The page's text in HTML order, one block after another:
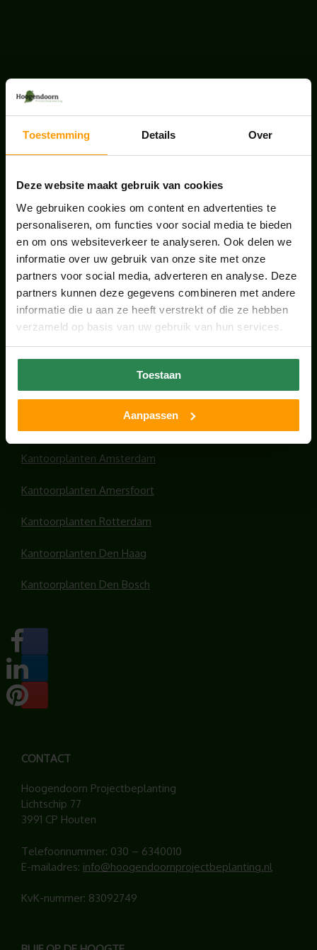
Toestemming Details Over
Deze website maakt gebruik van cookies
We gebruiken cookies om content en advertenties te
personaliseren, om functies voor social media te bieden
en om ons websiteverkeer te analyseren. Ook delen we
informatie over uw gebruik van onze site met onze
partners voor social media, adverteren en analyse. Deze
partners kunnen deze gegevens combineren met andere
informatie die u aan ze heeft verstrekt of die ze hebben
verzameld op basis van uw gebruik van hun services.
Toestaan
Aanpassen
LAATSTE NIEUWS
UNION HOUSE UTRECHT
juli 28, 2026
KANTOORPLANT VAN DE MAAND JUNI: DE
SCHEFFLERA
juni 30, 2026
ONS TEAM GROEIT VERDER
juni 17, 2026
Kantoorplanten Amsterdam
Kantoorplanten Amersfoort
Kantoorplanten Rotterdam
Kantoorplanten Den Haag
Kantoorplanten Den Bosch
CONTACT
Hoogendoorn Projectbeplanting
Lichtschip 77
3991 CP Houten
Telefoonnummer: 030 – 6340010
E-mailadres: info@hoogendoornprojectbeplanting.nl
KvK-nummer: 83092749